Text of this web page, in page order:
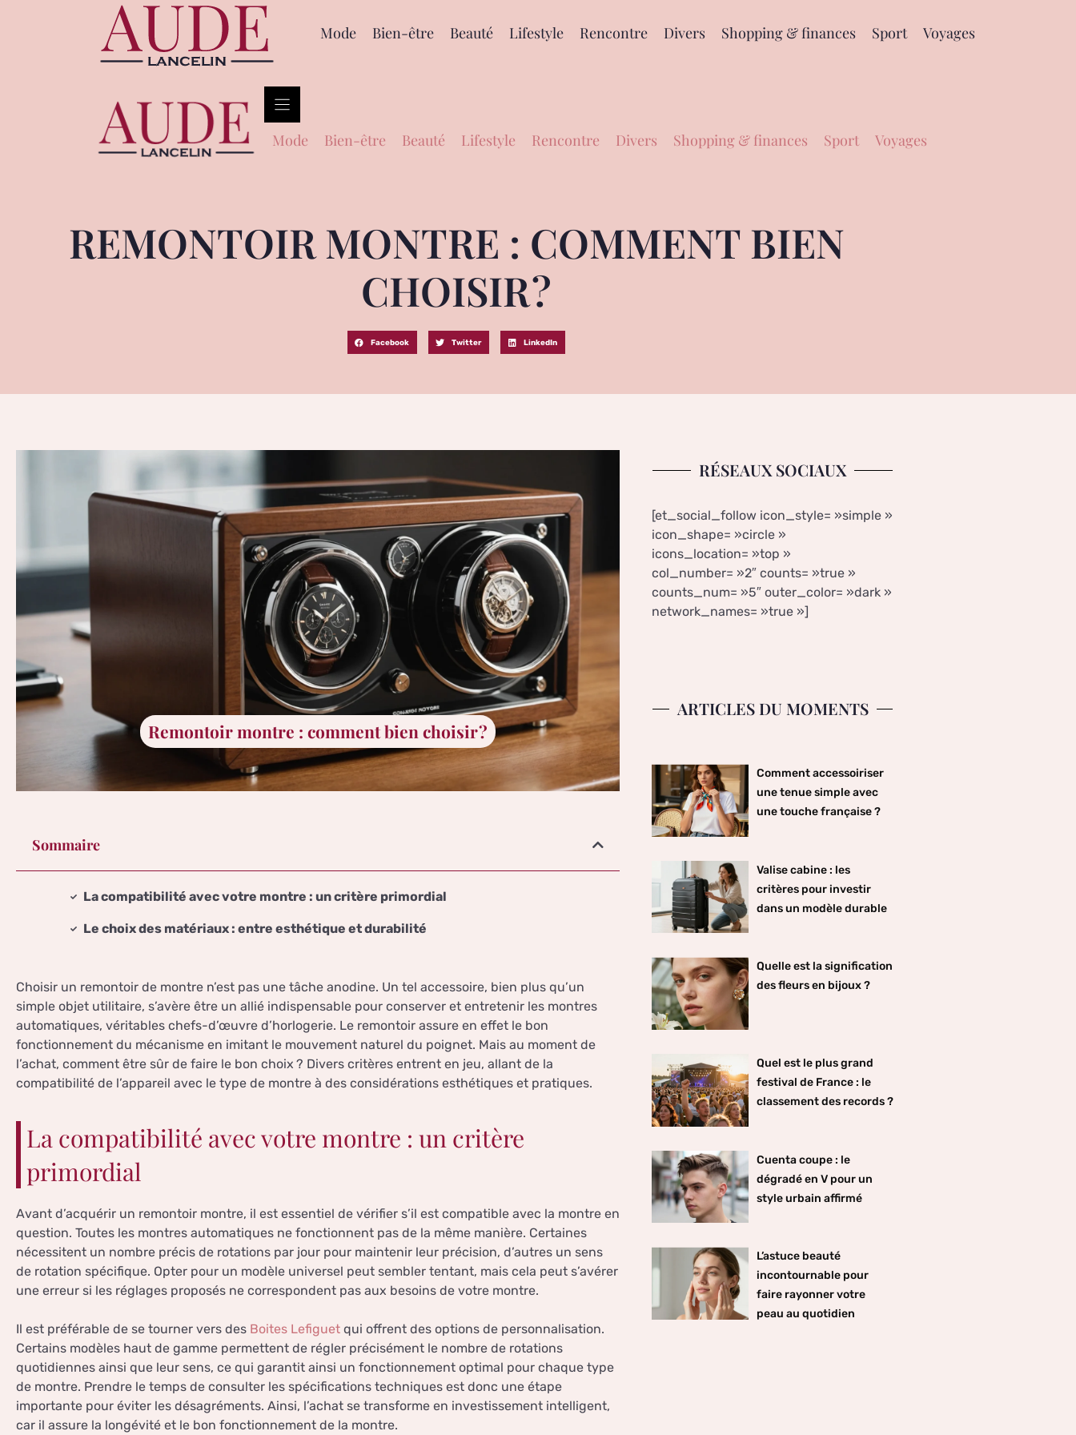
Mode Bien-être Beauté Lifestyle Rencontre Divers Shopping & finances Sport Voyages
Mode Bien-être Beauté Lifestyle Rencontre Divers Shopping & finances Sport Voyages
REMONTOIR MONTRE : COMMENT BIEN
CHOISIR ?
Facebook Twitter LinkedIn
Remontoir montre : comment bien choisir ?
Sommaire
La compatibilité avec votre montre : un critère primordial
Le choix des matériaux : entre esthétique et durabilité
Choisir un remontoir de montre n’est pas une tâche anodine. Un tel accessoire, bien plus qu’un
simple objet utilitaire, s’avère être un allié indispensable pour conserver et entretenir les montres
automatiques, véritables chefs-d’œuvre d’horlogerie. Le remontoir assure en effet le bon
fonctionnement du mécanisme en imitant le mouvement naturel du poignet. Mais au moment de
l’achat, comment être sûr de faire le bon choix ? Divers critères entrent en jeu, allant de la
compatibilité de l’appareil avec le type de montre à des considérations esthétiques et pratiques.
La compatibilité avec votre montre : un critère
primordial
Avant d’acquérir un remontoir montre, il est essentiel de vérifier s’il est compatible avec la montre en
question. Toutes les montres automatiques ne fonctionnent pas de la même manière. Certaines
nécessitent un nombre précis de rotations par jour pour maintenir leur précision, d’autres un sens
de rotation spécifique. Opter pour un modèle universel peut sembler tentant, mais cela peut s’avérer
une erreur si les réglages proposés ne correspondent pas aux besoins de votre montre.
Il est préférable de se tourner vers des Boites Lefiguet qui offrent des options de personnalisation.
Certains modèles haut de gamme permettent de régler précisément le nombre de rotations
quotidiennes ainsi que leur sens, ce qui garantit ainsi un fonctionnement optimal pour chaque type
de montre. Prendre le temps de consulter les spécifications techniques est donc une étape
importante pour éviter les désagréments. Ainsi, l’achat se transforme en investissement intelligent,
car il assure la longévité et le bon fonctionnement de la montre.
RÉSEAUX SOCIAUX
[et_social_follow icon_style= »simple »
icon_shape= »circle »
icons_location= »top »
col_number= »2″ counts= »true »
counts_num= »5″ outer_color= »dark »
network_names= »true »]
ARTICLES DU MOMENTS
Comment accessoiriser
une tenue simple avec
une touche française ?
Valise cabine : les
critères pour investir
dans un modèle durable
Quelle est la signification
des fleurs en bijoux ?
Quel est le plus grand
festival de France : le
classement des records ?
Cuenta coupe : le
dégradé en V pour un
style urbain affirmé
L’astuce beauté
incontournable pour
faire rayonner votre
peau au quotidien